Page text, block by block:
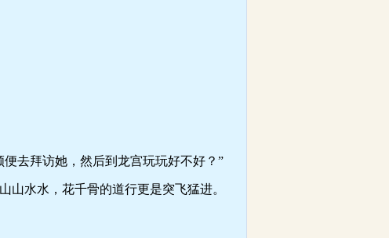
去拜访她，然后到龙宫玩玩好不好？”
水水，花千骨的道行更是突飞猛进。